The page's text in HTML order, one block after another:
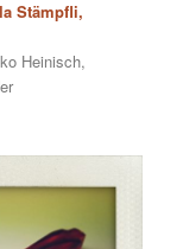
Stämpfli,
Heinisch,